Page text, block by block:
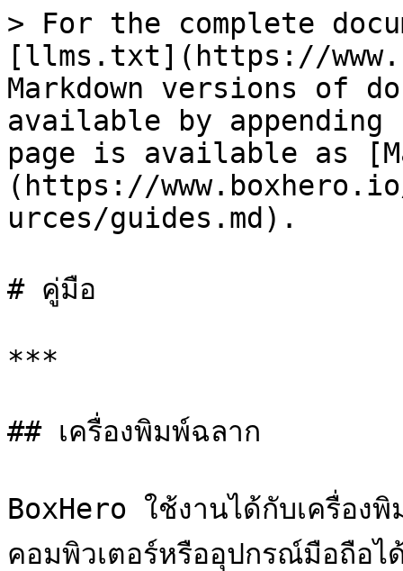
> For the complete
[llms.txt](https://
Markdown versions of
available by
page is available as
(https://
urces/guides.md).
# คู่มือ
***
## เครื่องพิมพ์ฉลาก
BoxHero ใช้งานได้กับเครื่อง
คอมพิวเตอร์หรืออุปกรณ์มือถือ